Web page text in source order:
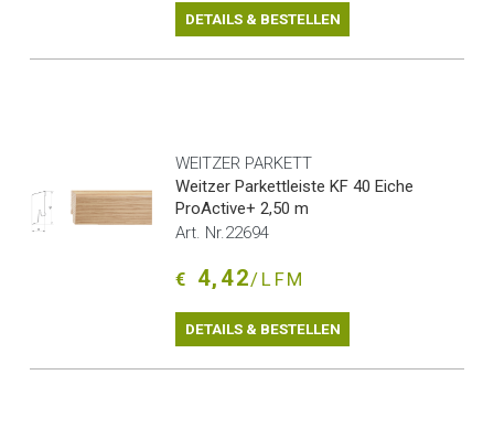
DETAILS & BESTELLEN
WEITZER PARKETT
Weitzer Parkettleiste KF 40 Eiche
ProActive+ 2,50 m
Art. Nr.22694
€ 4,42/LFM
DETAILS & BESTELLEN